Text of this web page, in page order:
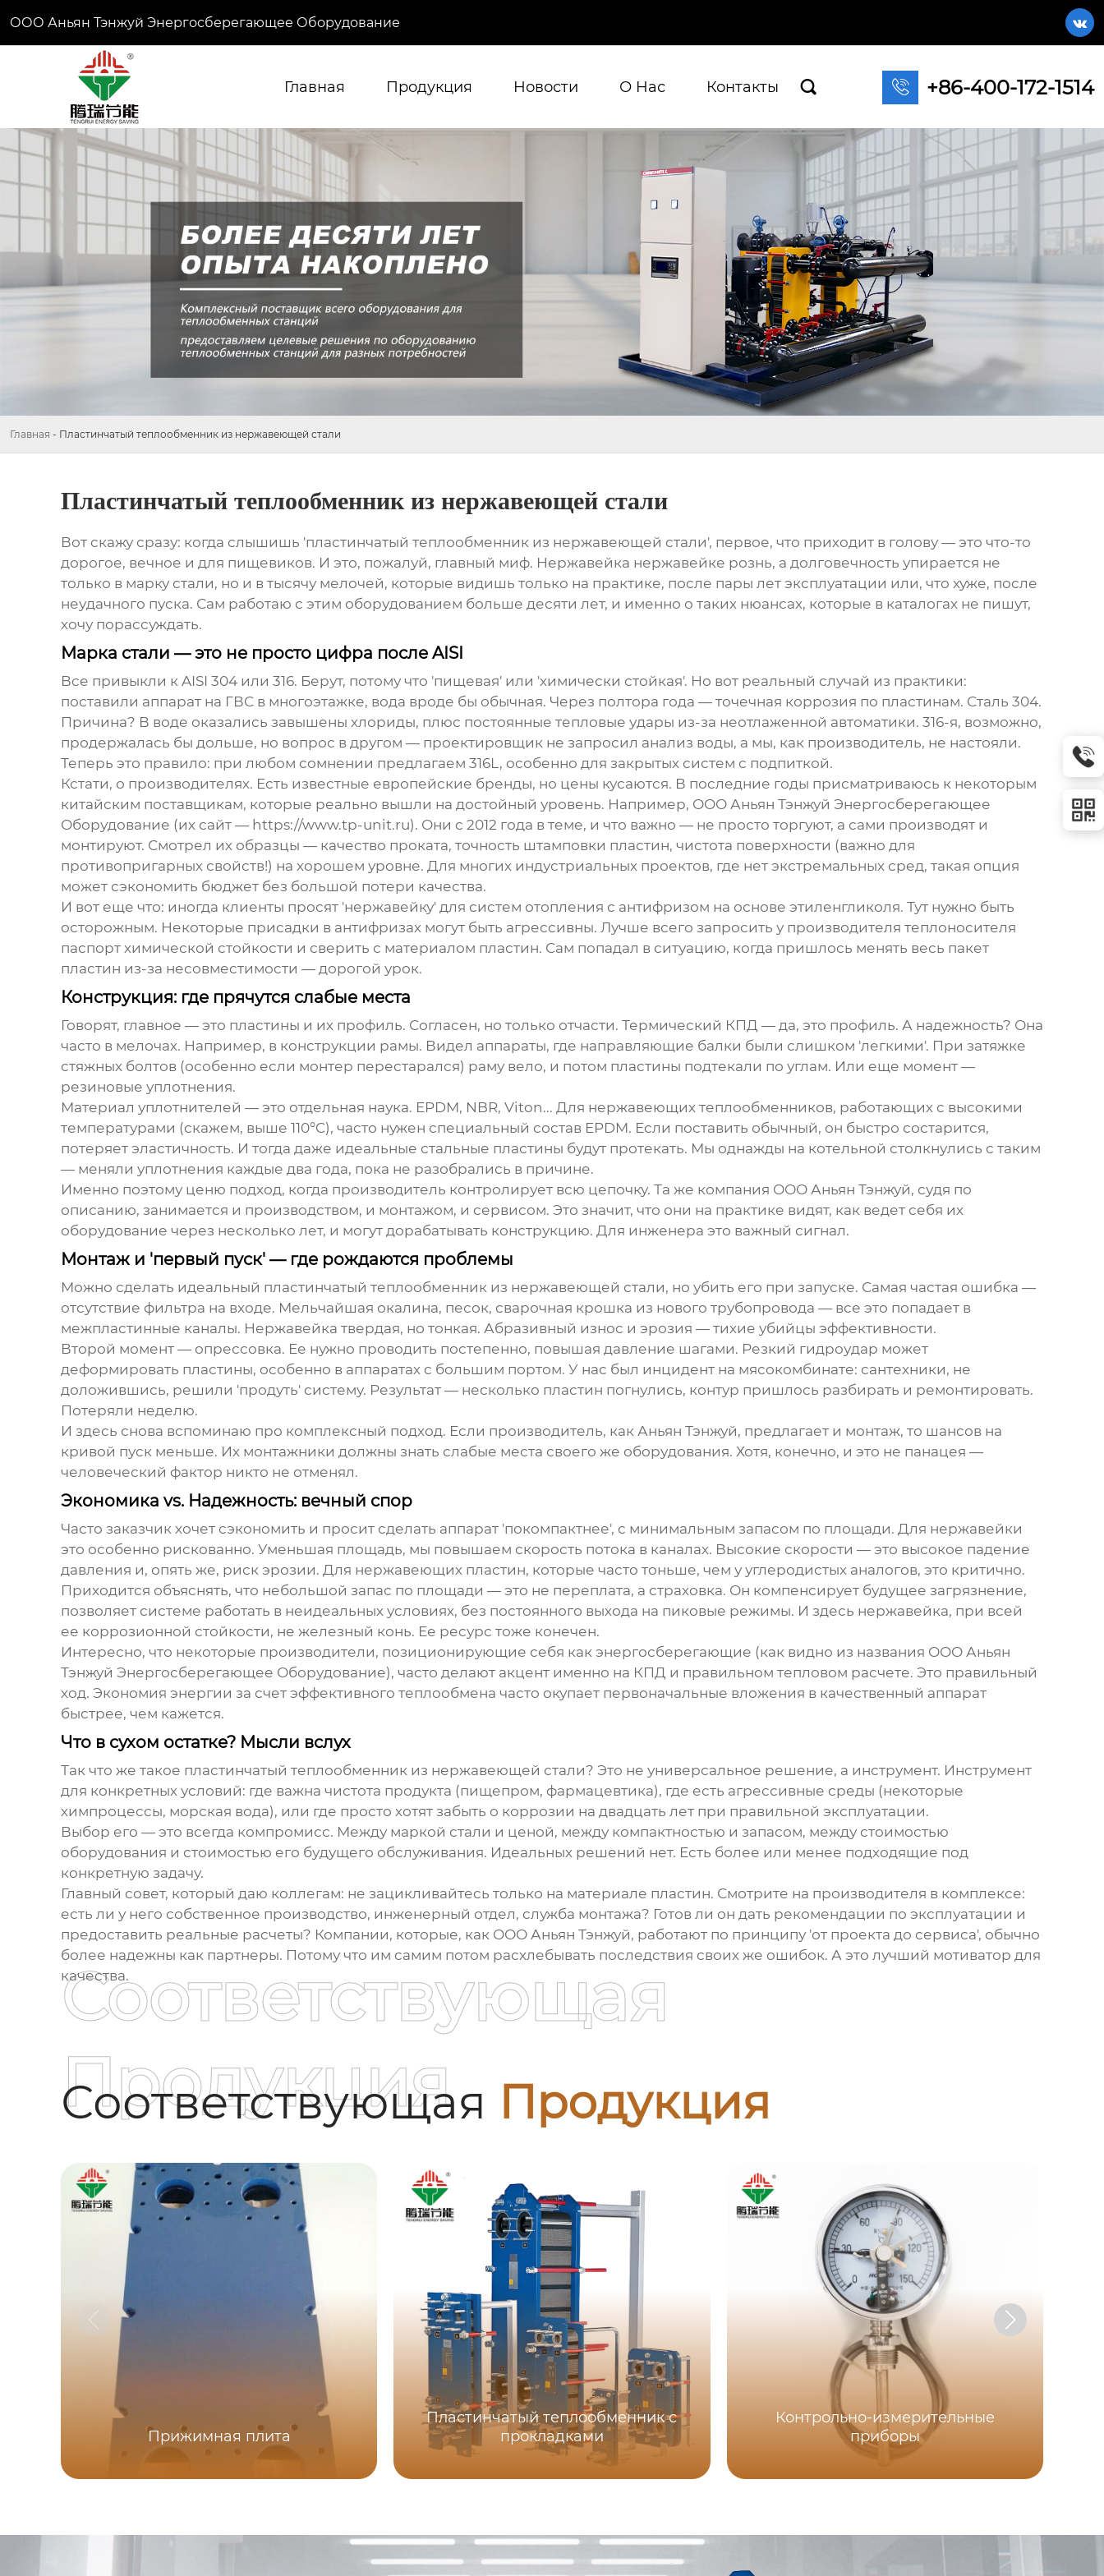
ООО Аньян Тэнжуй Энергосберегающее Оборудование 
Главная Продукция Новости О Hас Контакты   +86-400-172-1514
Главная - Пластинчатый теплообменник из нержавеющей стали
Пластинчатый теплообменник из нержавеющей стали
Вот скажу сразу: когда слышишь 'пластинчатый теплообменник из нержавеющей стали', первое, что приходит в голову — это что-то
дорогое, вечное и для пищевиков. И это, пожалуй, главный миф. Нержавейка нержавейке рознь, а долговечность упирается не
только в марку стали, но и в тысячу мелочей, которые видишь только на практике, после пары лет эксплуатации или, что хуже, после
неудачного пуска. Сам работаю с этим оборудованием больше десяти лет, и именно о таких нюансах, которые в каталогах не пишут,
хочу порассуждать.
Марка стали — это не просто цифра после AISI
Все привыкли к AISI 304 или 316. Берут, потому что 'пищевая' или 'химически стойкая'. Но вот реальный случай из практики:
поставили аппарат на ГВС в многоэтажке, вода вроде бы обычная. Через полтора года — точечная коррозия по пластинам. Сталь 304.
Причина? В воде оказались завышены хлориды, плюс постоянные тепловые удары из-за неотлаженной автоматики. 316-я, возможно,
продержалась бы дольше, но вопрос в другом — проектировщик не запросил анализ воды, а мы, как производитель, не настояли.
Теперь это правило: при любом сомнении предлагаем 316L, особенно для закрытых систем с подпиткой.
Кстати, о производителях. Есть известные европейские бренды, но цены кусаются. В последние годы присматриваюсь к некоторым
китайским поставщикам, которые реально вышли на достойный уровень. Например, ООО Аньян Тэнжуй Энергосберегающее
Оборудование (их сайт — https://www.tp-unit.ru). Они с 2012 года в теме, и что важно — не просто торгуют, а сами производят и
монтируют. Смотрел их образцы — качество проката, точность штамповки пластин, чистота поверхности (важно для
противопригарных свойств!) на хорошем уровне. Для многих индустриальных проектов, где нет экстремальных сред, такая опция
может сэкономить бюджет без большой потери качества.
И вот еще что: иногда клиенты просят 'нержавейку' для систем отопления с антифризом на основе этиленгликоля. Тут нужно быть
осторожным. Некоторые присадки в антифризах могут быть агрессивны. Лучше всего запросить у производителя теплоносителя
паспорт химической стойкости и сверить с материалом пластин. Сам попадал в ситуацию, когда пришлось менять весь пакет
пластин из-за несовместимости — дорогой урок.
Конструкция: где прячутся слабые места
Говорят, главное — это пластины и их профиль. Согласен, но только отчасти. Термический КПД — да, это профиль. А надежность? Она
часто в мелочах. Например, в конструкции рамы. Видел аппараты, где направляющие балки были слишком 'легкими'. При затяжке
стяжных болтов (особенно если монтер перестарался) раму вело, и потом пластины подтекали по углам. Или еще момент —
резиновые уплотнения.
Материал уплотнителей — это отдельная наука. EPDM, NBR, Viton... Для нержавеющих теплообменников, работающих с высокими
температурами (скажем, выше 110°C), часто нужен специальный состав EPDM. Если поставить обычный, он быстро состарится,
потеряет эластичность. И тогда даже идеальные стальные пластины будут протекать. Мы однажды на котельной столкнулись с таким
— меняли уплотнения каждые два года, пока не разобрались в причине.
Именно поэтому ценю подход, когда производитель контролирует всю цепочку. Та же компания ООО Аньян Тэнжуй, судя по
описанию, занимается и производством, и монтажом, и сервисом. Это значит, что они на практике видят, как ведет себя их
оборудование через несколько лет, и могут дорабатывать конструкцию. Для инженера это важный сигнал.
Монтаж и 'первый пуск' — где рождаются проблемы
Можно сделать идеальный пластинчатый теплообменник из нержавеющей стали, но убить его при запуске. Самая частая ошибка —
отсутствие фильтра на входе. Мельчайшая окалина, песок, сварочная крошка из нового трубопровода — все это попадает в
межпластинные каналы. Нержавейка твердая, но тонкая. Абразивный износ и эрозия — тихие убийцы эффективности.
Второй момент — опрессовка. Ее нужно проводить постепенно, повышая давление шагами. Резкий гидроудар может
деформировать пластины, особенно в аппаратах с большим портом. У нас был инцидент на мясокомбинате: сантехники, не
доложившись, решили 'продуть' систему. Результат — несколько пластин погнулись, контур пришлось разбирать и ремонтировать.
Потеряли неделю.
И здесь снова вспоминаю про комплексный подход. Если производитель, как Аньян Тэнжуй, предлагает и монтаж, то шансов на
кривой пуск меньше. Их монтажники должны знать слабые места своего же оборудования. Хотя, конечно, и это не панацея —
человеческий фактор никто не отменял.
Экономика vs. Надежность: вечный спор
Часто заказчик хочет сэкономить и просит сделать аппарат 'покомпактнее', с минимальным запасом по площади. Для нержавейки
это особенно рискованно. Уменьшая площадь, мы повышаем скорость потока в каналах. Высокие скорости — это высокое падение
давления и, опять же, риск эрозии. Для нержавеющих пластин, которые часто тоньше, чем у углеродистых аналогов, это критично.
Приходится объяснять, что небольшой запас по площади — это не переплата, а страховка. Он компенсирует будущее загрязнение,
позволяет системе работать в неидеальных условиях, без постоянного выхода на пиковые режимы. И здесь нержавейка, при всей
ее коррозионной стойкости, не железный конь. Ее ресурс тоже конечен.
Интересно, что некоторые производители, позиционирующие себя как энергосберегающие (как видно из названия ООО Аньян
Тэнжуй Энергосберегающее Оборудование), часто делают акцент именно на КПД и правильном тепловом расчете. Это правильный
ход. Экономия энергии за счет эффективного теплообмена часто окупает первоначальные вложения в качественный аппарат
быстрее, чем кажется.
Что в сухом остатке? Мысли вслух
Так что же такое пластинчатый теплообменник из нержавеющей стали? Это не универсальное решение, а инструмент. Инструмент
для конкретных условий: где важна чистота продукта (пищепром, фармацевтика), где есть агрессивные среды (некоторые
химпроцессы, морская вода), или где просто хотят забыть о коррозии на двадцать лет при правильной эксплуатации.
Выбор его — это всегда компромисс. Между маркой стали и ценой, между компактностью и запасом, между стоимостью
оборудования и стоимостью его будущего обслуживания. Идеальных решений нет. Есть более или менее подходящие под
конкретную задачу.
Главный совет, который даю коллегам: не зацикливайтесь только на материале пластин. Смотрите на производителя в комплексе:
есть ли у него собственное производство, инженерный отдел, служба монтажа? Готов ли он дать рекомендации по эксплуатации и
предоставить реальные расчеты? Компании, которые, как ООО Аньян Тэнжуй, работают по принципу 'от проекта до сервиса', обычно
более надежны как партнеры. Потому что им самим потом расхлебывать последствия своих же ошибок. А это лучший мотиватор для
качества.
Соответствующая Продукция
Соответствующая
Продукция
Прижимная плита
Пластинчатый теплообменник с
прокладками
Контрольно-измерительные
приборы